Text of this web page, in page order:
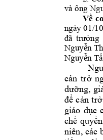
và ông
Về
ngày 01/
đã trưởng
Nguyễn
Nguyễn
cản trở
dưỡng,
để cản trở
giáo dục
chế quyền
niên, các